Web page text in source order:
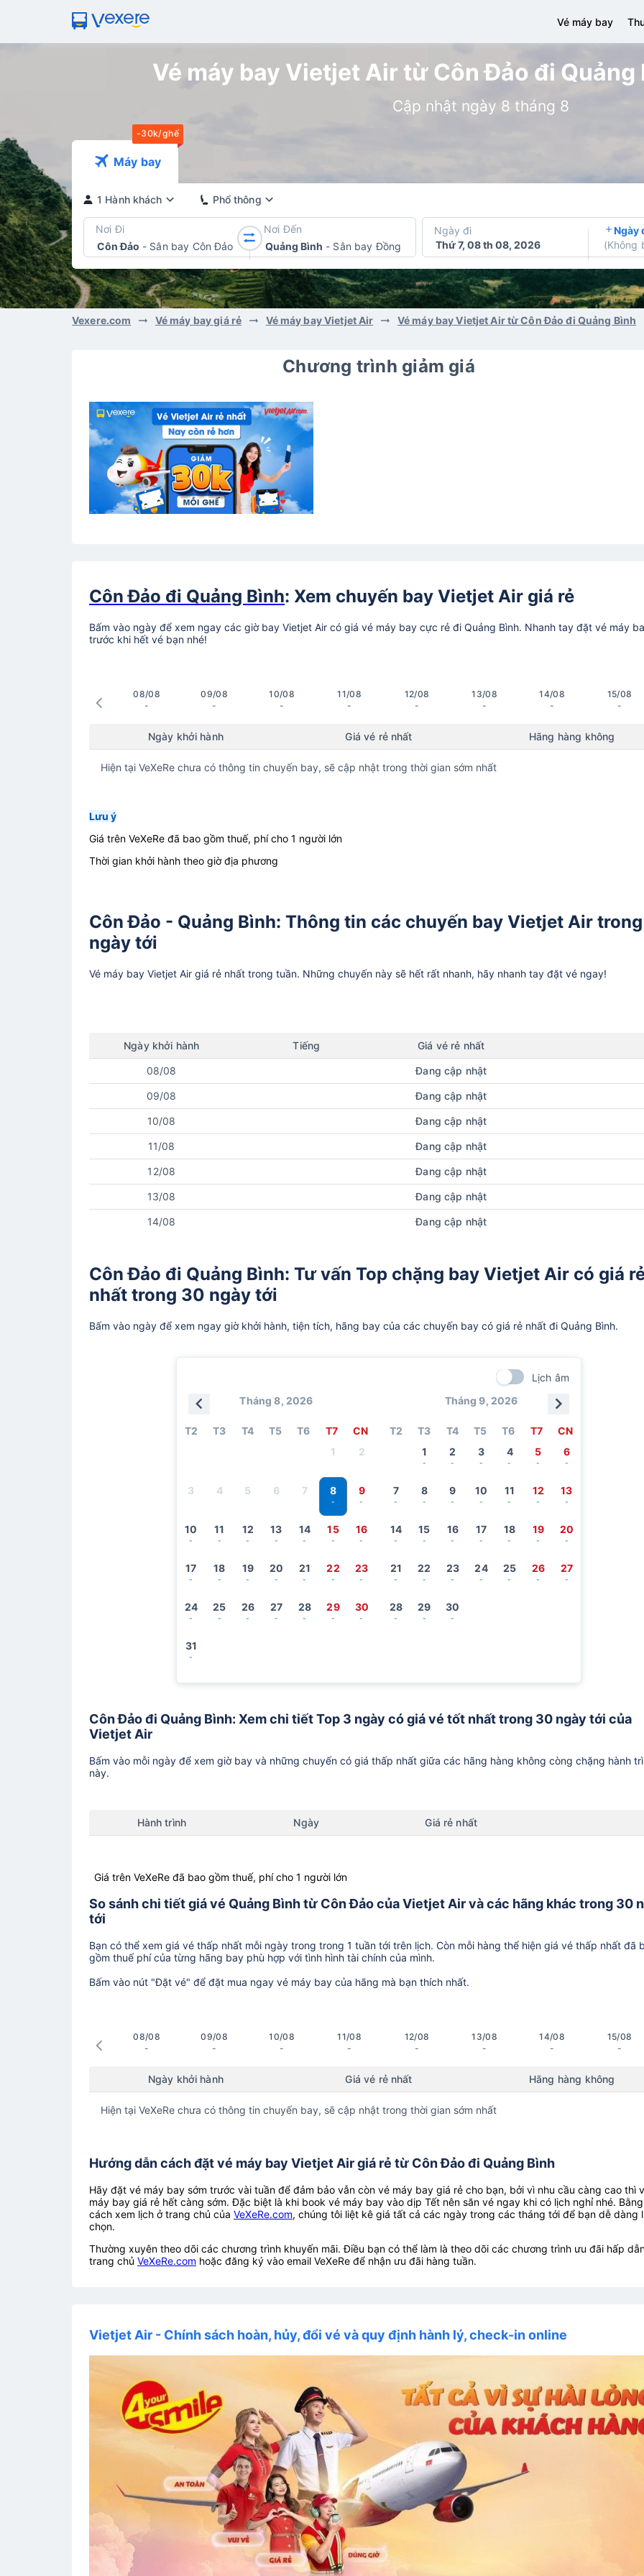
Vé máy bay
Vé máy bay Vietjet Air từ Côn Đảo đi Quảng
Cập nhật ngày 8 tháng 8
-30k/ghế
Máy bay
1 Hành khách Phổ thông
Nơi Đi
Côn Đảo - Sân bay Côn Đảo
Nơi Đến
Quảng Bình - Sân bay Đồng Hới
Ngày đi
Thứ 7, 08 th 08, 2026
Ngày
(Không
Vexere.com Vé máy bay giá rẻ Vé máy bay Vietjet Air Vé máy bay Vietjet Air từ Côn Đảo đi Quảng Bình
Chương trình giảm giá
Côn Đảo đi Quảng Bình: Xem chuyến bay Vietjet Air giá rẻ
Bấm vào ngày để xem ngay các giờ bay Vietjet Air có giá vé máy bay cực rẻ đi Quảng Bình. Nhanh tay đặt vé máy
trước khi hết vé bạn nhé!
08/08
-
09/08
-
10/08
-
11/08
-
12/08
-
13/08
-
14/08
-
15/08
-
Ngày khởi hành Giá vé rẻ nhất Hãng hàng không
Hiện tại VeXeRe chưa có thông tin chuyến bay, sẽ cập nhật trong thời gian sớm nhất
Lưu ý
Giá trên VeXeRe đã bao gồm thuế, phí cho 1 người lớn
Thời gian khởi hành theo giờ địa phương
Côn Đảo - Quảng Bình: Thông tin các chuyến bay Vietjet Air
ngày tới
Vé máy bay Vietjet Air giá rẻ nhất trong tuần. Những chuyến này sẽ hết rất nhanh, hãy nhanh tay đặt vé ngay!
Ngày khởi hành Tiếng Giá vé rẻ nhất
08/08 Đang cập nhật
09/08 Đang cập nhật
10/08 Đang cập nhật
11/08 Đang cập nhật
12/08 Đang cập nhật
13/08 Đang cập nhật
14/08 Đang cập nhật
Côn Đảo đi Quảng Bình: Tư vấn Top chặng bay Vietjet Air có giá
nhất trong 30 ngày tới
Bấm vào ngày để xem ngay giờ khởi hành, tiện tích, hãng bay của các chuyến bay có giá rẻ nhất đi Quảng Bình.
Lịch âm
Tháng 8, 2026
T2 T3 T4 T5 T6 T7
CN
1
2
3 4 5 6 7 8
-
9
-
10
-
11
-
12
-
13
-
14
-
15
-
16
-
17
-
18
-
19
-
20
-
21
-
22
-
23
-
24
-
25
-
26
-
27
-
28
-
29
-
30
-
31
-
Tháng 9, 2026
T2 T3 T4 T5 T6 T7
CN
1
-
2
-
3
-
4
-
5
-
6
-
7
-
8
-
9
-
10
-
11
-
12
-
13
-
14
-
15
-
16
-
17
-
18
-
19
-
20
-
21
-
22
-
23
-
24
-
25
-
26
-
27
-
28
-
29
-
30
-
Côn Đảo đi Quảng Bình: Xem chi tiết Top 3 ngày có giá vé tốt nhất trong 30 ngày tới của
Vietjet Air
Bấm vào mỗi ngày để xem giờ bay và những chuyến có giá thấp nhất giữa các hãng hàng không còng chặng hành
này.
Hành trình Ngày Giá rẻ nhất
Giá trên VeXeRe đã bao gồm thuế, phí cho 1 người lớn
So sánh chi tiết giá vé Quảng Bình từ Côn Đảo của Vietjet Air và các hãng khác trong 30
tới
Bạn có thể xem giá vé thấp nhất mỗi ngày trong trong 1 tuần tới trên lịch. Còn mỗi hàng thể hiện giá vé thấp nhất đã
gồm thuế phí của từng hãng bay phù hợp với tình hình tài chính của mình.
Bấm vào nút "Đặt vé" để đặt mua ngay vé máy bay của hãng mà bạn thích nhất.
08/08
-
09/08
-
10/08
-
11/08
-
12/08
-
13/08
-
14/08
-
15/08
-
Ngày khởi hành Giá vé rẻ nhất Hãng hàng không
Hiện tại VeXeRe chưa có thông tin chuyến bay, sẽ cập nhật trong thời gian sớm nhất
Hướng dẫn cách đặt vé máy bay Vietjet Air giá rẻ từ Côn Đảo đi Quảng Bình
Hãy đặt vé máy bay sớm trước vài tuần để đảm bảo vẫn còn vé máy bay giá rẻ cho bạn, bởi vì nhu cầu càng cao thì
máy bay giá rẻ hết càng sớm. Đặc biệt là khi book vé máy bay vào dịp Tết nên săn vé ngay khi có lịch nghỉ nhé. Bằng
cách xem lịch ở trang chủ của VeXeRe.com, chúng tôi liệt kê giá tất cả các ngày trong các tháng tới để bạn dễ dàng
chọn.
Thường xuyên theo dõi các chương trình khuyến mãi. Điều bạn có thể làm là theo dõi các chương trình ưu đãi hấp
trang chủ VeXeRe.com hoặc đăng ký vào email VeXeRe để nhận ưu đãi hàng tuần.
Vietjet Air - Chính sách hoàn, hủy, đổi vé và quy định hành lý, check-in online